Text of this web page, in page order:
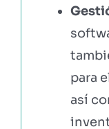
para
así